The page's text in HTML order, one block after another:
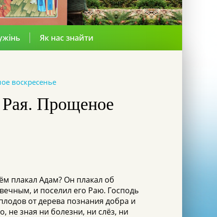
Як нас знайти
воскресенье
Прощеное
плакал Адам? Он плакал об
и поселил его Раю. Господь
от дерева познания добра и
не зная ни болезни, ни слёз, ни